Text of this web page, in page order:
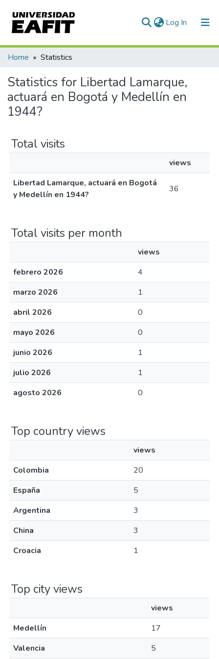
Log In (current)
Communities & Collections
All of DSpace
Home Statistics
Statistics for Libertad Lamarque,
actuará en Bogotá y Medellín en
1944?
Total visits
views
Libertad Lamarque, actuará en Bogotá
y Medellín en 1944?
36
Total visits per month
views
febrero 2026
4
marzo 2026
1
abril 2026
0
mayo 2026
0
junio 2026
1
julio 2026
1
agosto 2026
0
Top country views
views
Colombia
20
España
5
Argentina
3
China
3
Croacia
1
Top city views
views
Medellín
17
Valencia
5